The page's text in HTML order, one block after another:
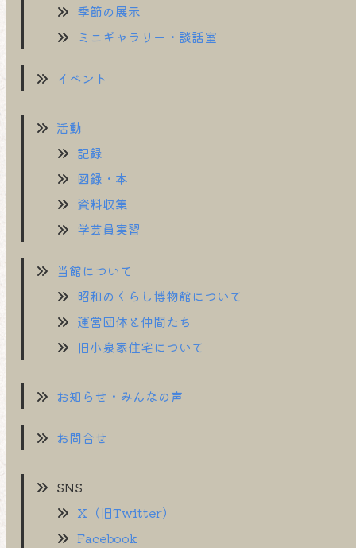
季節の展示
ミニギャラリー・談話室
イベント
活動
記録
図録・本
資料収集
学芸員実習
当館について
昭和のくらし博物館について
運営団体と仲間たち
旧小泉家住宅について
お知らせ・みんなの声
お問合せ
SNS
X（旧Twitter）
Facebook